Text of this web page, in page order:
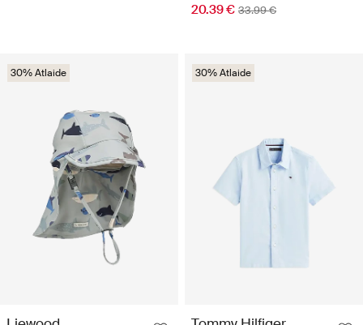
20.39 € 33.99 €
30% Atlaide 30% Atlaide